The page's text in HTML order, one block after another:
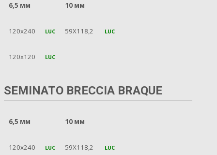
6,5 мм 10 мм
120x240 LUC 59X118,2 LUC
120x120 LUC
SEMINATO BRECCIA BRAQUE
6,5 мм 10 мм
120x240 LUC 59X118,2 LUC